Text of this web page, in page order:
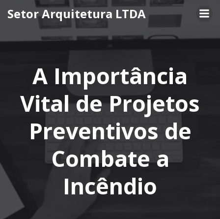
Pular
para
conteúdo
Setor Arquitetura LTDA
A Importância
Vital de Projetos
Preventivos de
Combate a
Incêndio